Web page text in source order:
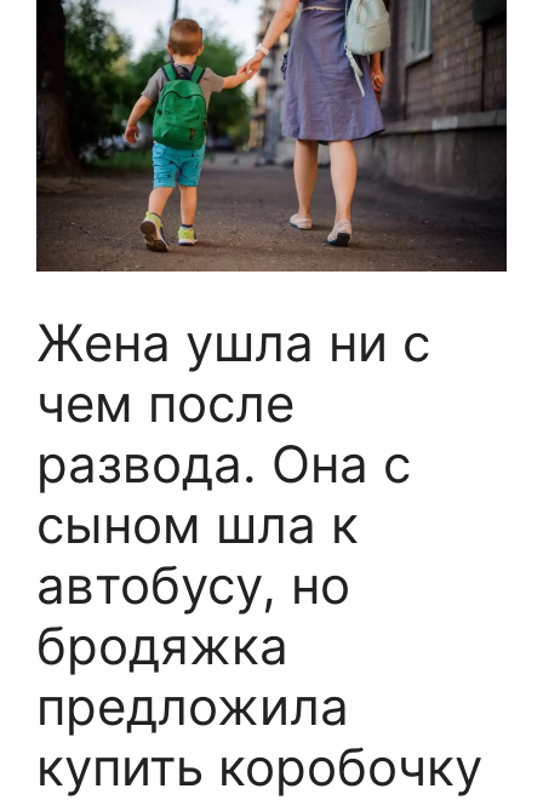
Жена ушла ни с
чем после
развода. Она с
сыном шла к
автобусу, но
бродяжка
предложила
купить коробочку